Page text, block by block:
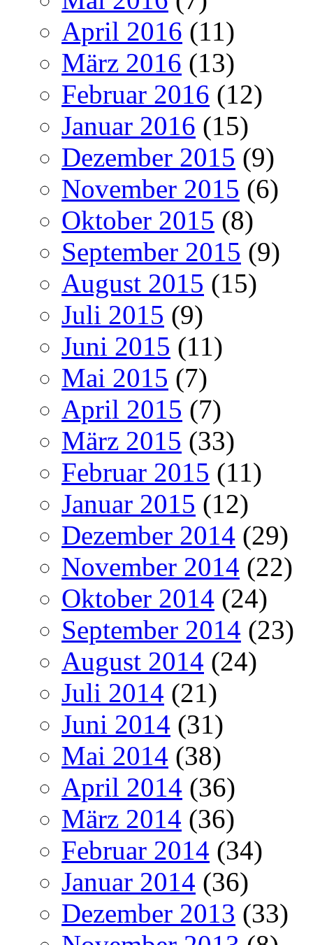
April 2016 (11)
März 2016 (13)
Februar 2016 (12)
Januar 2016 (15)
Dezember 2015 (9)
November 2015 (6)
Oktober 2015 (8)
September 2015 (9)
August 2015 (15)
Juli 2015 (9)
Juni 2015 (11)
Mai 2015 (7)
April 2015 (7)
März 2015 (33)
Februar 2015 (11)
Januar 2015 (12)
Dezember 2014 (29)
November 2014 (22)
Oktober 2014 (24)
September 2014 (23)
August 2014 (24)
Juli 2014 (21)
Juni 2014 (31)
Mai 2014 (38)
April 2014 (36)
März 2014 (36)
Februar 2014 (34)
Januar 2014 (36)
Dezember 2013 (33)